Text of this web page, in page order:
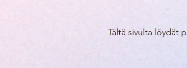
Tältä sivulta löydät